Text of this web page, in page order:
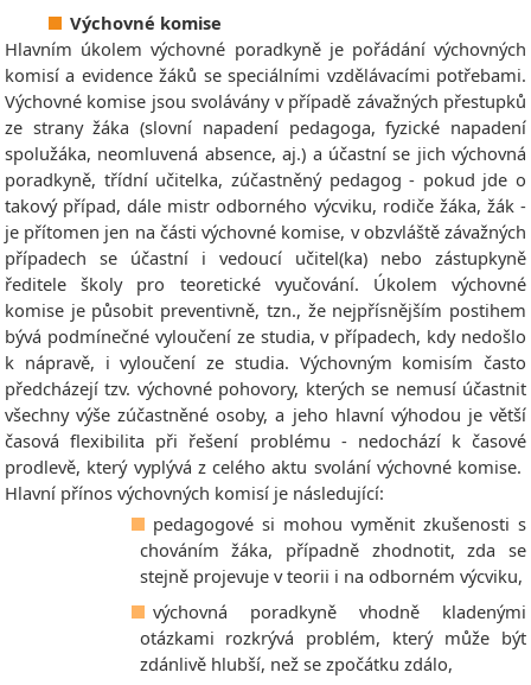
Výchovné komise
Hlavním úkolem výchovné poradkyně je pořádání výchovných
komisí a evidence žáků se speciálními vzdělávacími potřebami.
Výchovné komise jsou svolávány v případě závažných přestupků
ze strany žáka (slovní napadení pedagoga, fyzické napadení
spolužáka, neomluvená absence, aj.) a účastní se jich výchovná
poradkyně, třídní učitelka, zúčastněný pedagog - pokud jde o
takový případ, dále mistr odborného výcviku, rodiče žáka, žák -
je přítomen jen na části výchovné komise, v obzvláště závažných
případech se účastní i vedoucí učitel(ka) nebo zástupkyně
ředitele školy pro teoretické vyučování. Úkolem výchovné
komise je působit preventivně, tzn., že nejpřísnějším postihem
bývá podmínečné vyloučení ze studia, v případech, kdy nedošlo
k nápravě, i vyloučení ze studia. Výchovným komisím často
předcházejí tzv. výchovné pohovory, kterých se nemusí účastnit
všechny výše zúčastněné osoby, a jeho hlavní výhodou je větší
časová flexibilita při řešení problému - nedochází k časové
prodlevě, který vyplývá z celého aktu svolání výchovné komise.
Hlavní přínos výchovných komisí je následující:
pedagogové si mohou vyměnit zkušenosti s
chováním žáka, případně zhodnotit, zda se
stejně projevuje v teorii i na odborném výcviku,
výchovná poradkyně vhodně kladenými
otázkami rozkrývá problém, který může být
zdánlivě hlubší, než se zpočátku zdálo,